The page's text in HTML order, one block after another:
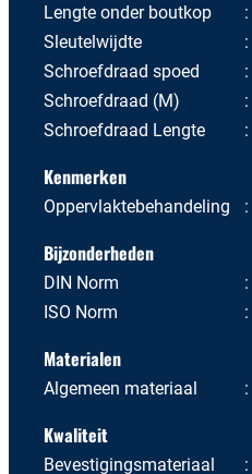
Lengte onder boutkop
Sleutelwijdte
Schroefdraad spoed
Schroefdraad (M)
Schroefdraad Lengte
Kenmerken
Oppervlaktebehandeling
Bijzonderheden
DIN Norm
ISO Norm
Materialen
Algemeen materiaal
Kwaliteit
Bevestigingsmateriaal